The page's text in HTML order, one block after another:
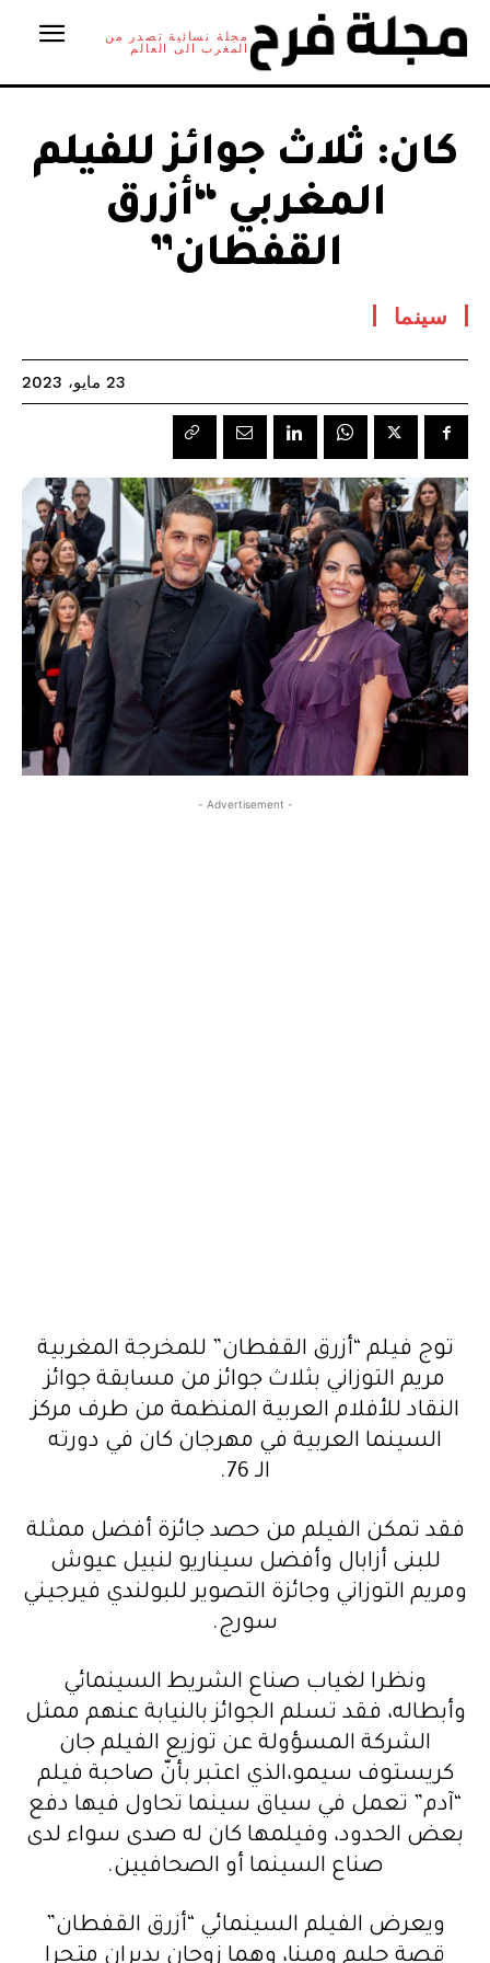
مجلة نسائية تصدر من
المغرب الى العالم
كان: ثلاث جوائز للفيلم
المغربي “أزرق
القفطان”
سينما
23 مايو، 2023
- Advertisement -
توج فيلم “أزرق القفطان” للمخرجة المغربية
مريم التوزاني بثلاث جوائز من مسابقة جوائز
النقاد للأفلام العربية المنظمة من طرف مركز
السينما العربية في مهرجان كان في دورته
الـ 76.
فقد تمكن الفيلم من حصد جائزة أفضل ممثلة
للبنى أزابال وأفضل سيناريو لنبيل عيوش
ومريم التوزاني وجائزة التصوير للبولندي فيرجيني
سورج.
ونظرا لغياب صناع الشريط السينمائي
وأبطاله، فقد تسلم الجوائز بالنيابة عنهم ممثل
الشركة المسؤولة عن توزيع الفيلم جان
كريستوف سيمو،الذي اعتبر بأنّ صاحبة فيلم
“آدم” تعمل في سياق سينما تحاول فيها دفع
بعض الحدود، وفيلمها كان له صدى سواء لدى
صناع السينما أو الصحافيين.
ويعرض الفيلم السينمائي “أزرق القفطان”
قصة حليم ومينا، وهما زوجان يديران متجرا